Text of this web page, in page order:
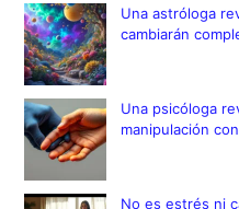
Una astróloga
cambiarán
Una psicóloga
manipulación
No es estrés ni